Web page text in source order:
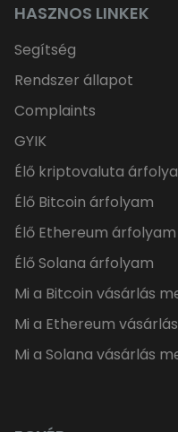
HASZNOS LINKEK
Segítség
Rendszer állapot
Complaints
GYIK
Élő kriptovaluta
Élő Bitcoin árfolyam
Élő Ethereum árfolyam
Élő Solana árfolyam
Mi a Bitcoin vásárlás
Mi a Ethereum
Mi a Solana vásárlás